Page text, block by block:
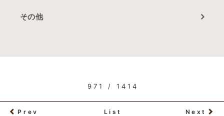
その他
971 / 1414
Prev List Next